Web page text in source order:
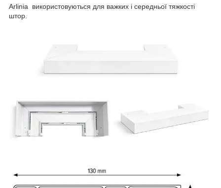
Arlinia використовуються для важких і середньої тяжкості
штор.